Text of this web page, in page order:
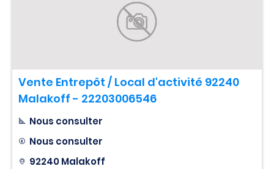
Vente Entrepôt / Local d'activité 92240
Malakoff - 22203006546
Nous consulter
Nous consulter
92240 Malakoff